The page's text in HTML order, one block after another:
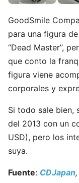
GoodSmile
para una figura
“Dead Master”,
que conto la
figura viene
corporales y
Si todo sale bien,
del 2013 con un
USD), pero los
suya.
Fuente: CDJapan,